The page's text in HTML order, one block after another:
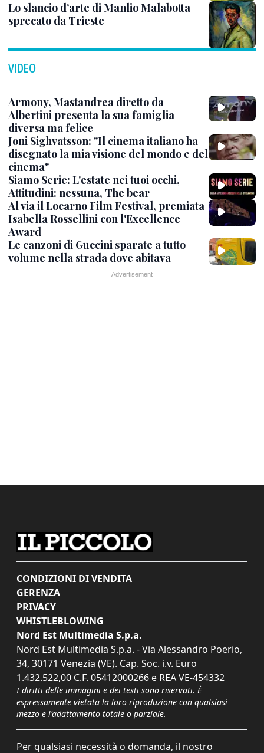
Lo slancio d’arte di Manlio Malabotta
sprecato da Trieste
VIDEO
Armony, Mastandrea diretto da
Albertini presenta la sua famiglia
diversa ma felice
Joni Sighvatsson: "Il cinema italiano ha
disegnato la mia visione del mondo e del
cinema"
Siamo Serie: L'estate nei tuoi occhi,
Attitudini: nessuna, The bear
Al via il Locarno Film Festival, premiata
Isabella Rossellini con l'Excellence
Award
Le canzoni di Guccini sparate a tutto
volume nella strada dove abitava
CONDIZIONI DI VENDITA
GERENZA
PRIVACY
WHISTLEBLOWING
Nord Est Multimedia S.p.a.
Nord Est Multimedia S.p.a. - Via Alessandro Poerio,
34, 30171 Venezia (VE). Cap. Soc. i.v. Euro
1.432.522,00 C.F. 05412000266 e REA VE-454332
I diritti delle immagini e dei testi sono riservati. È
espressamente vietata la loro riproduzione con qualsiasi
mezzo e l'adattamento totale o parziale.
Per qualsiasi necessità o domanda, il nostro